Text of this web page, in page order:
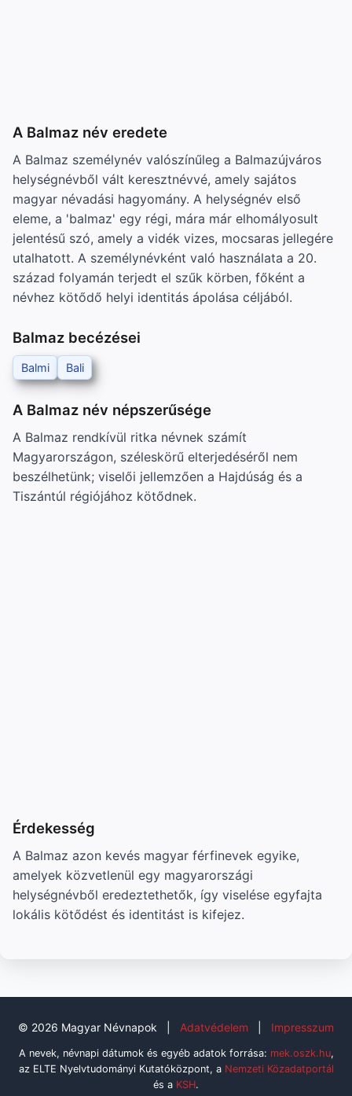
A Balmaz név eredete
A Balmaz személynév valószínűleg a Balmazújváros
helységnévből vált keresztnévvé, amely sajátos
magyar névadási hagyomány. A helységnév első
eleme, a 'balmaz' egy régi, mára már elhomályosult
jelentésű szó, amely a vidék vizes, mocsaras jellegére
utalhatott. A személynévként való használata a 20.
század folyamán terjedt el szűk körben, főként a
névhez kötődő helyi identitás ápolása céljából.
Balmaz becézései
Balmi Bali
A Balmaz név népszerűsége
A Balmaz rendkívül ritka névnek számít
Magyarországon, széleskörű elterjedéséről nem
beszélhetünk; viselői jellemzően a Hajdúság és a
Tiszántúl régiójához kötődnek.
Érdekesség
A Balmaz azon kevés magyar férfinevek egyike,
amelyek közvetlenül egy magyarországi
helységnévből eredeztethetők, így viselése egyfajta
lokális kötődést és identitást is kifejez.
© 2026 Magyar Névnapok Adatvédelem Impresszum
A nevek, névnapi dátumok és egyéb adatok forrása: mek.oszk.hu,
az ELTE Nyelvtudományi Kutatóközpont, a Nemzeti Közadatportál
és a KSH.